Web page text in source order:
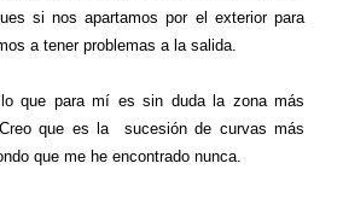
si nos apartamos por el exterior para
a tener problemas a la salida.
que para mí es sin duda la zona más
que es la sucesión de curvas más
que me he encontrado nunca.